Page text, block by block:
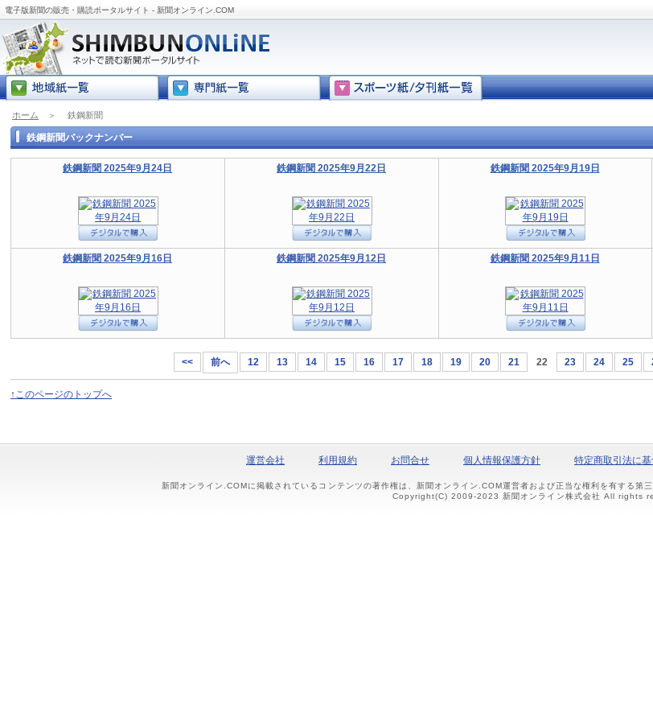
電子版新聞の販売・購読ポータルサイト - 新聞オンライン.COM
ホーム ＞ 鉄鋼新聞
鉄鋼新聞バックナンバー
鉄鋼新聞 2025年9月24日 鉄鋼新聞 2025年9月22日 鉄鋼新聞 2025年9月19日
鉄鋼新聞 2025年9月16日 鉄鋼新聞 2025年9月12日 鉄鋼新聞 2025年9月11日
<< 前へ 12 13 14 15 16 17 18 19 20 21 22 23 24 25
↑このページのトップへ
運営会社 利用規約 お問合せ 個人情報保護方針 特定商取引法に
新聞オンライン.COMに掲載されているコンテンツの著作権は、新聞オンライン.COM運営者および正当な権利を有する第
Copyright(C) 2009-2023 新聞オンライン株式会社 All rights